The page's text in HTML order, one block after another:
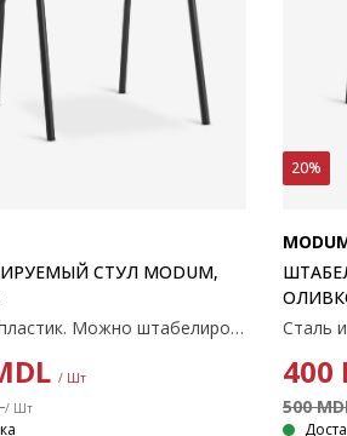
СТУЛ MODUM,
Сталь и пластик. Можно штабелировать.
/ Шт
/ Шт
20%
Сталь
400
500